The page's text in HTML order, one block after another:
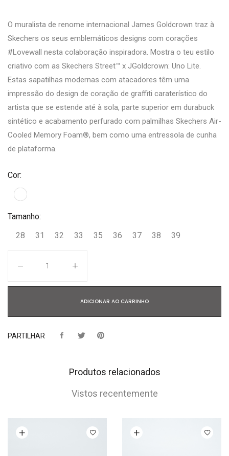
O muralista de renome internacional James Goldcrown traz à
Skechers os seus emblemáticos designs com corações
#Lovewall nesta colaboração inspiradora. Mostra o teu estilo
criativo com as Skechers Street™ x JGoldcrown: Uno Lite.
Estas sapatilhas modernas com atacadores têm uma
impressão do design de coração de graffiti caraterístico do
artista que se estende até à sola, parte superior em durabuck
sintético e acabamento perfurado com palmilhas Skechers Air-
Cooled Memory Foam®, bem como uma entressola de cunha
de plataforma.
Cor:
Tamanho:
28
31 32 33 35 36 37 38 39
ADICIONAR AO CARRINHO
PARTILHAR
Produtos relacionados
Vistos recentemente
opções Ver opções